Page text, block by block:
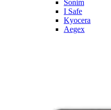
Sonim
I Safe
Kyocera
Aegex